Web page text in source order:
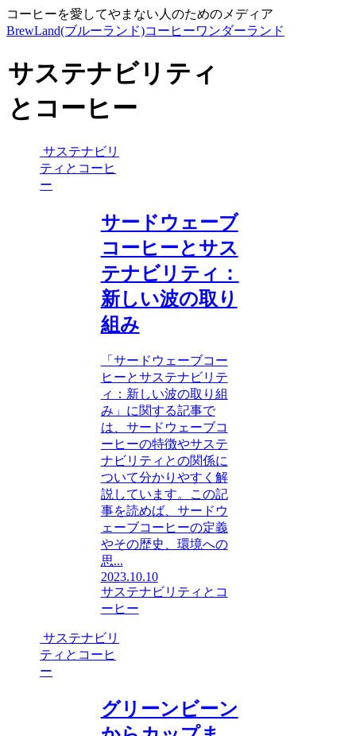
コーヒーを愛してやまない人のためのメディア
BrewLand(ブルーランド)コーヒーワンダーランド
サステナビリティ
とコーヒー
サステナビリ
ティとコーヒ
ー
サードウェーブ
コーヒーとサス
テナビリティ：
新しい波の取り
組み
「サードウェーブコー
ヒーとサステナビリテ
ィ：新しい波の取り組
み」に関する記事で
は、サードウェーブコ
ーヒーの特徴やサステ
ナビリティとの関係に
ついて分かりやすく解
説しています。この記
事を読めば、サードウ
ェーブコーヒーの定義
やその歴史、環境への
思...
2023.10.10
サステナビリティとコ
ーヒー
サステナビリ
ティとコーヒ
ー
グリーンビーン